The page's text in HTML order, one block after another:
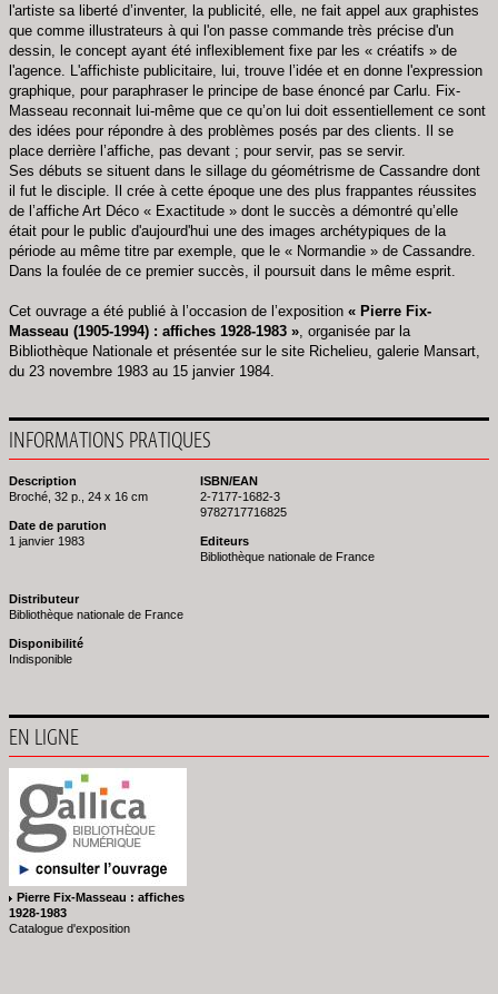
l'artiste sa liberté d’inventer, la publicité, elle, ne fait appel aux graphistes
que comme illustrateurs à qui l'on passe commande très précise d'un
dessin, le concept ayant été inflexiblement fixe par les « créatifs » de
l'agence. L'affichiste publicitaire, lui, trouve l’idée et en donne l'expression
graphique, pour paraphraser le principe de base énoncé par Carlu. Fix-
Masseau reconnait lui-même que ce qu’on lui doit essentiellement ce sont
des idées pour répondre à des problèmes posés par des clients. Il se
place derrière l’affiche, pas devant ; pour servir, pas se servir.
Ses débuts se situent dans le sillage du géométrisme de Cassandre dont
il fut le disciple. Il crée à cette époque une des plus frappantes réussites
de l’affiche Art Déco « Exactitude » dont le succès a démontré qu’elle
était pour le public d'aujourd'hui une des images archétypiques de la
période au même titre par exemple, que le « Normandie » de Cassandre.
Dans la foulée de ce premier succès, il poursuit dans le même esprit.
Cet ouvrage a été publié à l’occasion de l’exposition « Pierre Fix-
Masseau (1905-1994) : affiches 1928-1983 », organisée par la
Bibliothèque Nationale et présentée sur le site Richelieu, galerie Mansart,
du 23 novembre 1983 au 15 janvier 1984.
INFORMATIONS PRATIQUES
Description
Broché, 32 p., 24 x 16 cm
Date de parution
1 janvier 1983
ISBN/EAN
2-7177-1682-3
9782717716825
Editeurs
Bibliothèque nationale de France
Distributeur
Bibliothèque nationale de France
Disponibilité
Indisponible
EN LIGNE
Pierre Fix-Masseau : affiches
1928-1983
Catalogue d'exposition